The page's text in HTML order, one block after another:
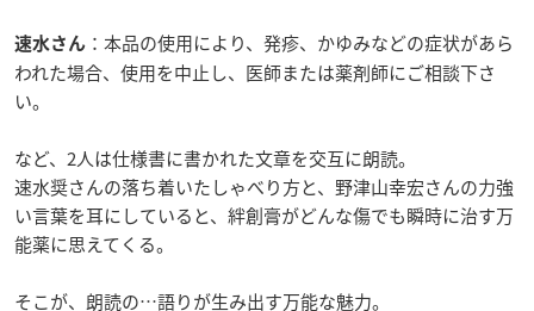
速水さん ：本品の使用により、発疹、かゆみなどの症状があら
われた場合、使用を中止し、医師または薬剤師にご相談下さ
い。
など、2人は仕様書に書かれた文章を交互に朗読。
速水奨さんの落ち着いたしゃべり方と、野津山幸宏さんの力強
い言葉を耳にしていると、絆創膏がどんな傷でも瞬時に治す万
能薬に思えてくる。
そこが、朗読の…語りが生み出す万能な魅力。